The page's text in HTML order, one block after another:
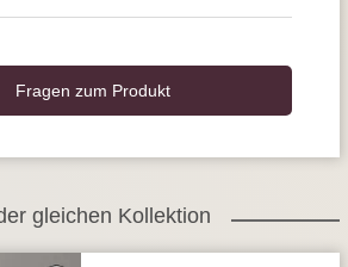
Fragen zum Produkt
gleichen Kollektion